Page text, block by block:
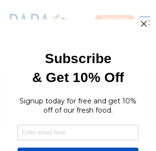
Fresh food
Groups
RaraPetcare Group
Public · 396 members